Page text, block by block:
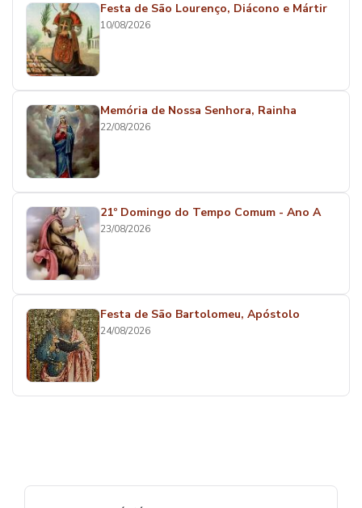
Festa de São Lourenço, Diácono e Mártir
10/08/2026
Memória de Nossa Senhora, Rainha
22/08/2026
21º Domingo do Tempo Comum - Ano A
23/08/2026
Festa de São Bartolomeu, Apóstolo
24/08/2026